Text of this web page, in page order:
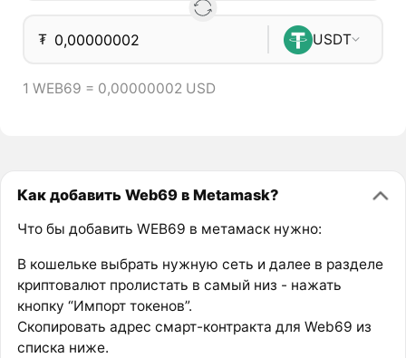
₮ USDT
1 WEB69 = 0,00000002 USD
Как добавить Web69 в Metamask?
Что бы добавить WEB69 в метамаск нужно:
В кошельке выбрать нужную сеть и далее в разделе
криптовалют пролистать в самый низ - нажать
кнопку “Импорт токенов”.
Скопировать адрес смарт-контракта для Web69 из
списка ниже.